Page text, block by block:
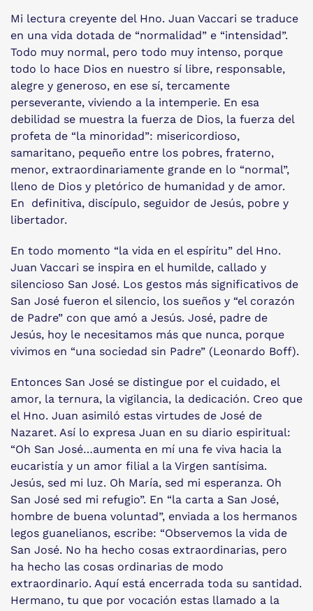
Mi lectura creyente del Hno. Juan Vaccari se traduce
en una vida dotada de “normalidad” e “intensidad”.
Todo muy normal, pero todo muy intenso, porque
todo lo hace Dios en nuestro sí libre, responsable,
alegre y generoso, en ese sí, tercamente
perseverante, viviendo a la intemperie. En esa
debilidad se muestra la fuerza de Dios, la fuerza del
profeta de “la minoridad”: misericordioso,
samaritano, pequeño entre los pobres, fraterno,
menor, extraordinariamente grande en lo “normal”,
lleno de Dios y pletórico de humanidad y de amor.
En definitiva, discípulo, seguidor de Jesús, pobre y
libertador.
En todo momento “la vida en el espíritu” del Hno.
Juan Vaccari se inspira en el humilde, callado y
silencioso San José. Los gestos más significativos de
San José fueron el silencio, los sueños y “el corazón
de Padre” con que amó a Jesús. José, padre de
Jesús, hoy le necesitamos más que nunca, porque
vivimos en “una sociedad sin Padre” (Leonardo Boff).
Entonces San José se distingue por el cuidado, el
amor, la ternura, la vigilancia, la dedicación. Creo que
el Hno. Juan asimiló estas virtudes de José de
Nazaret. Así lo expresa Juan en su diario espiritual:
“Oh San José…aumenta en mí una fe viva hacia la
eucaristía y un amor filial a la Virgen santísima.
Jesús, sed mi luz. Oh María, sed mi esperanza. Oh
San José sed mi refugio”. En “la carta a San José,
hombre de buena voluntad”, enviada a los hermanos
legos guanelianos, escribe: “Observemos la vida de
San José. No ha hecho cosas extraordinarias, pero
ha hecho las cosas ordinarias de modo
extraordinario. Aquí está encerrada toda su santidad.
Hermano, tu que por vocación estas llamado a la